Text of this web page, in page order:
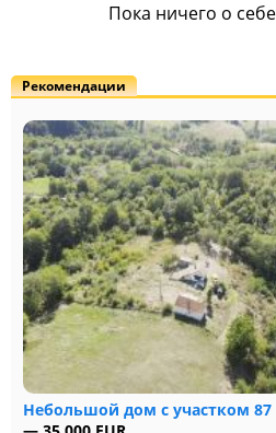
Пока ничего о
Рекомендации
Небольшой дом с участком 87